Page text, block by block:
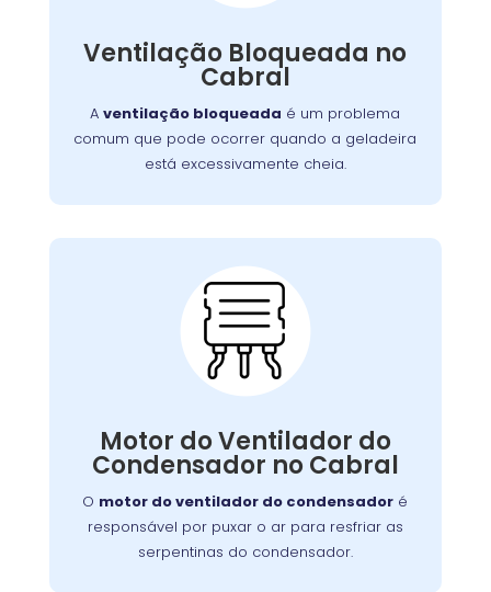
Ventilação Bloqueada no
Cabral
Aventilação bloqueada é um problema
comum que pode ocorrer quando a geladeira
está excessivamente cheia.
como também pode
obstruir as ventilações
Embora uma simples limpeza
possa resolver a situação
, em casos mais
graves, pode ser necessário um
profissional
para limpar ou substituir as
ventilações.
Motor do Ventilador do
Condensador no Cabral
O motor do ventilador do condensador é
responsável por puxar o ar para resfriar as
serpentinas do condensador.
Problemas com o
Motor do Ventilador do
Condensador:
superaquecer,
comprometendo a eficiência
do resfriamento da geladeira
. Nossa equipe